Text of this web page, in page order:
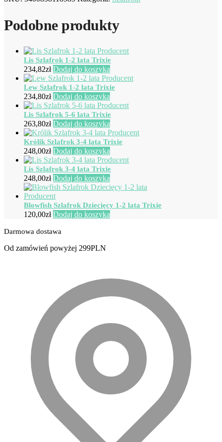
Podobne produkty
Lis Szlafrok 1-2 lata Trixie
234,82zł Dodaj do koszyka
Lew Szlafrok 1-2 lata Trixie
234,80zł Dodaj do koszyka
Lis Szlafrok 5-6 lata Trixie
263,80zł Dodaj do koszyka
Królik Szlafrok 3-4 lata Trixie
248,00zł Dodaj do koszyka
Lis Szlafrok 3-4 lata Trixie
248,00zł Dodaj do koszyka
Blowfish Szlafrok Dziecięcy 1-2 lata Trixie
120,00zł Dodaj do koszyka
Darmowa dostawa
Od zamówień powyżej 299PLN